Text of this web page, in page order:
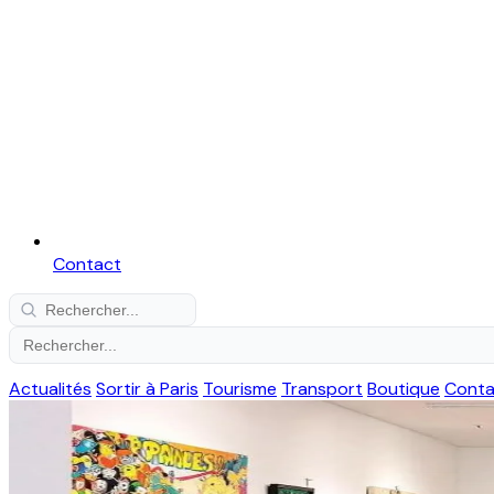
Contact
Actualités Sortir à Paris Tourisme Transport Boutique